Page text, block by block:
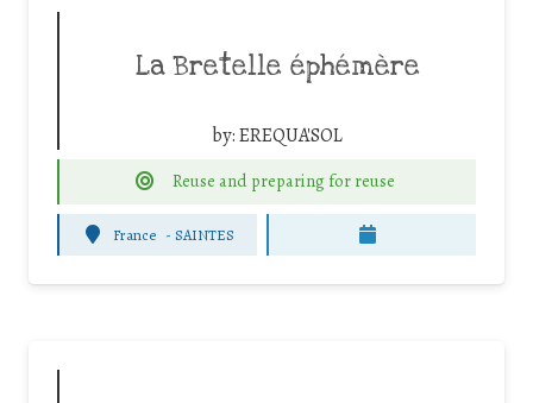
La Bretelle éphémère
by:EREQUA'SOL
Reuse and preparing for reuse
France -SAINTES